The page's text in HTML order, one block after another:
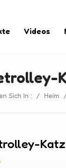
Videos
Sich In : / Heim